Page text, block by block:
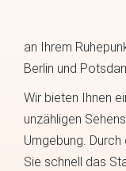
an Ihrem
Berlin und
Wir bieten Ihnen
unzähligen
Umgebung.
Sie schnell das